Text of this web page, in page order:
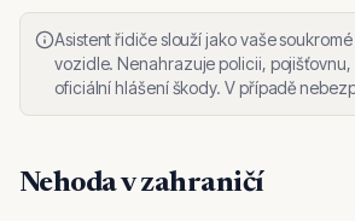
Asistent řidiče slouží jako vaše
vozidle. Nenahrazuje policii,
oficiální hlášení škody. V případě
Nehoda v zahraničí